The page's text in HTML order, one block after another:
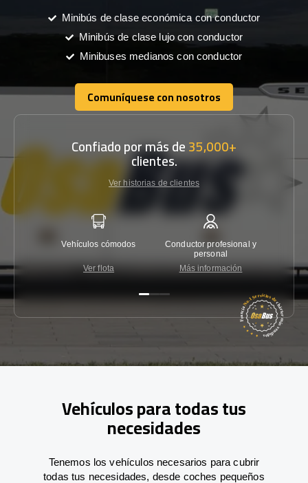
Minibús de clase económica con conductor
Minibús de clase lujo con conductor
Minibuses medianos con conductor
Comuníquese con nosotros
Comuníquese con nosotros
Confiado por más de35,000+
clientes.
Ver historias de clientes
Vehículos cómodos
Ver flota
Conductor profesional y
personal
Más información
Vehículos para todas tus
necesidades
Tenemos los vehículos necesarios para cubrir
todas tus necesidades, desde coches pequeños